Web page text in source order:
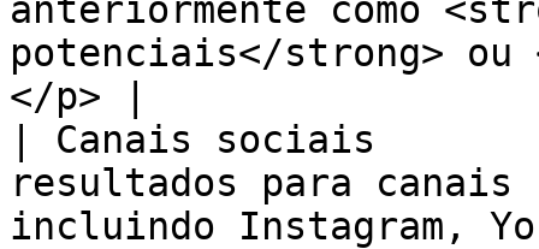
anteriormente como
potenciais</strong> ou
</p> |
| Canais sociais
resultados para
incluindo Instagram,